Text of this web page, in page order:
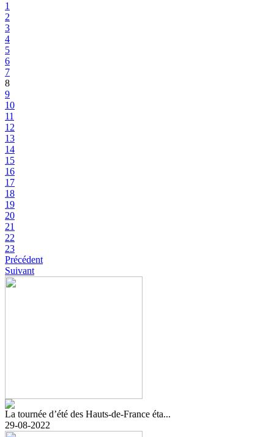
1
2
3
4
5
6
7
8
9
10
11
12
13
14
15
16
17
18
19
20
21
22
23
Précédent
Suivant
La tournée d’été des Hauts-de-France éta...
29-08-2022